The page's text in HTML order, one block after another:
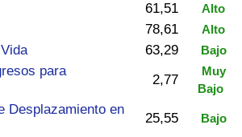
61,51 Alto
78,61 Alto
63,29 Bajo
para
2,77
Muy
Bajo
Desplazamiento en
25,55 Bajo
por país